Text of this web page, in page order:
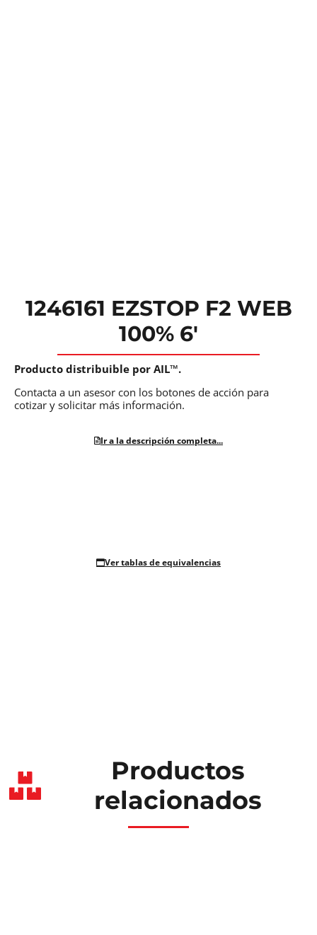
1246161 EZSTOP F2 WEB
100% 6′
Producto distribuible por AIL™.
Contacta a un asesor con los botones de acción para
cotizar y solicitar más información.
Ir a la descripción completa...
Ver tablas de equivalencias
Productos
relacionados